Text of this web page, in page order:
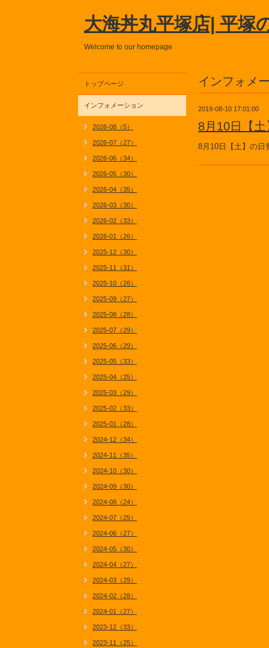
大海丼丸平塚店| 平塚
Welcome to our homepage
インフォメ
2019-08-10 17:01:00
8月10日【
8月10日【土】の日
トップページ
インフォメーション
2026-08（5）
2026-07（27）
2026-06（34）
2026-05（30）
2026-04（35）
2026-03（30）
2026-02（33）
2026-01（26）
2025-12（30）
2025-11（31）
2025-10（26）
2025-09（27）
2025-08（28）
2025-07（29）
2025-06（29）
2025-05（33）
2025-04（25）
2025-03（29）
2025-02（33）
2025-01（28）
2024-12（34）
2024-11（35）
2024-10（30）
2024-09（30）
2024-08（24）
2024-07（25）
2024-06（27）
2024-05（30）
2024-04（27）
2024-03（29）
2024-02（28）
2024-01（27）
2023-12（33）
2023-11（25）